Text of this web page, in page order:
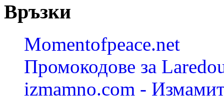
Връзки
Momentofpeace.net
Промокодове за
izmamno.com -